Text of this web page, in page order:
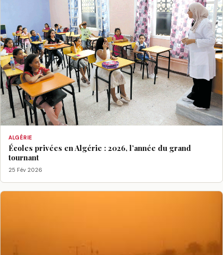
ALGÉRIE
Écoles privées en Algérie : 2026, l’année du grand
tournant
25 Fév 2026